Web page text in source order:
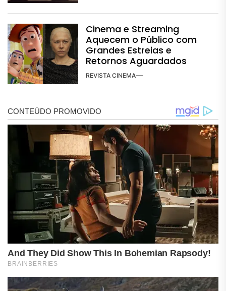
Cinema e Streaming
Aquecem o Público com
Grandes Estreias e
Retornos Aguardados
REVISTA CINEMA